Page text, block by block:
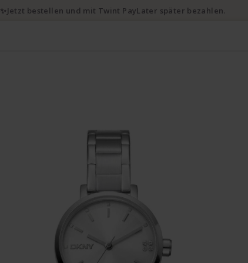
✨Jetzt bestellen und mit Twint PayLater später bezahlen.